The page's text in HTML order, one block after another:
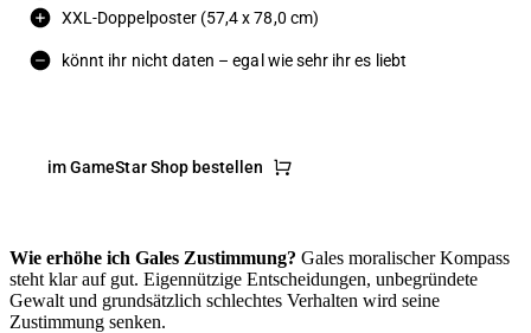
XXL-Doppelposter (57,4 x 78,0 cm)
könnt ihr nicht daten – egal wie sehr ihr es liebt
im GameStar Shop bestellen
Wie erhöhe ich Gales Zustimmung? Gales moralischer Kompass
steht klar auf gut. Eigennützige Entscheidungen, unbegründete
Gewalt und grundsätzlich schlechtes Verhalten wird seine
Zustimmung senken.